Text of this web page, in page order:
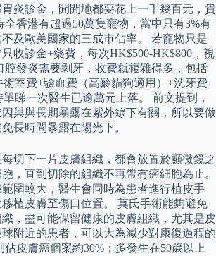
炎診金，閒閒地都要花上一千幾百元，貴
香港有超過50萬隻寵物，當中只有3%有
及歐美國家的三成市佔率。 若寵物只是
收診金+藥費，每次HK$500-HK$800，視
腔發炎需要剝牙，收費就複雜得多，包括
室費+驗血費（高齡貓狗適用）+洗牙費
睇一次醫生已逾萬元上落。 前文提到，
與與長期暴露在紫外線下有關，所以要做
長時間暴露在陽光下。
切下一片皮膚組織，都會放置於顯微鏡之
，直到切除的組織不再帶有癌細胞為止。
圍較大，醫生會同時為患者進行植皮手
植皮膚至傷口位置。 莫氏手術能夠避免
，盡可能保留健康的皮膚組織，尤其是皮
附近的患者，可以大為減少對康復過程的
皮膚癌個案約30%；多發生在50歲以上